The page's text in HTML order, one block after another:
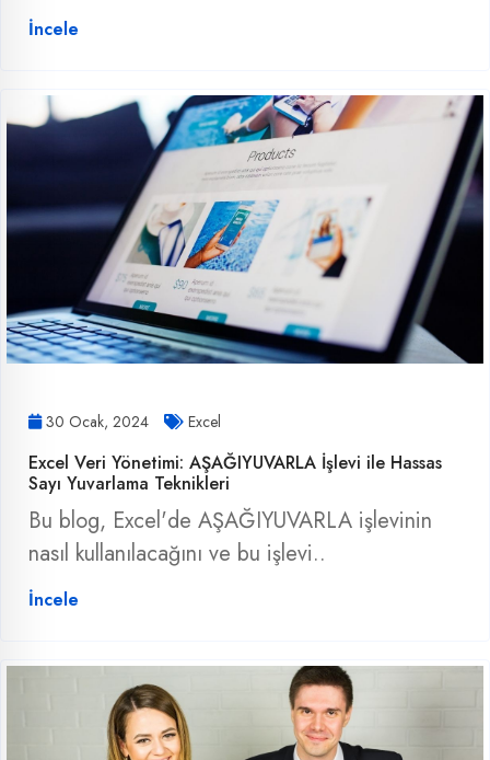
İncele
30 Ocak, 2024 Excel
Excel Veri Yönetimi: AŞAĞIYUVARLA İşlevi ile Hassas
Sayı Yuvarlama Teknikleri
Bu blog, Excel'de AŞAĞIYUVARLA işlevinin
nasıl kullanılacağını ve bu işlevi..
İncele